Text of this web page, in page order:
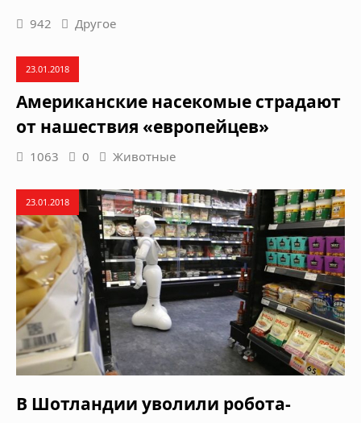
942 Другое
23.01.2018
Американские насекомые страдают
от нашествия «европейцев»
1063 0 Животные
23.01.2018
В Шотландии уволили робота-